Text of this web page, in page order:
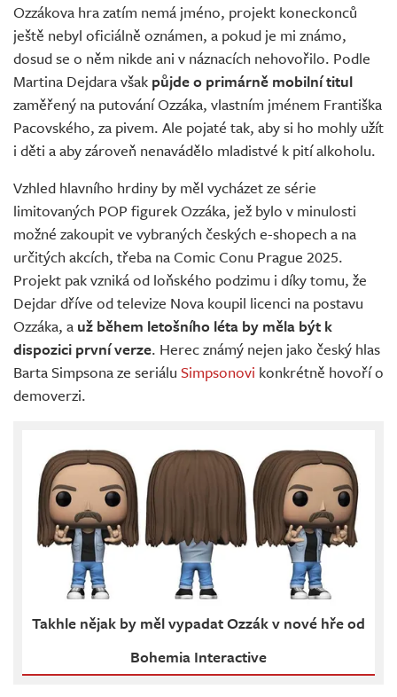
Ozzákova hra zatím nemá jméno, projekt koneckonců
ještě nebyl oficiálně oznámen, a pokud je mi známo,
dosud se o něm nikde ani v náznacích nehovořilo. Podle
Martina Dejdara však půjde o primárně mobilní titul
zaměřený na putování Ozzáka, vlastním jménem Františka
Pacovského, za pivem. Ale pojaté tak, aby si ho mohly užít
i děti a aby zároveň nenavádělo mladistvé k pití alkoholu.
Vzhled hlavního hrdiny by měl vycházet ze série
limitovaných POP figurek Ozzáka, jež bylo v minulosti
možné zakoupit ve vybraných českých e-shopech a na
určitých akcích, třeba na Comic Conu Prague 2025.
Projekt pak vzniká od loňského podzimu i díky tomu, že
Dejdar dříve od televize Nova koupil licenci na postavu
Ozzáka, a už během letošního léta by měla být k
dispozici první verze. Herec známý nejen jako český hlas
Barta Simpsona ze seriálu Simpsonovi konkrétně hovoří o
demoverzi.
Takhle nějak by měl vypadat Ozzák v nové hře od
Bohemia Interactive